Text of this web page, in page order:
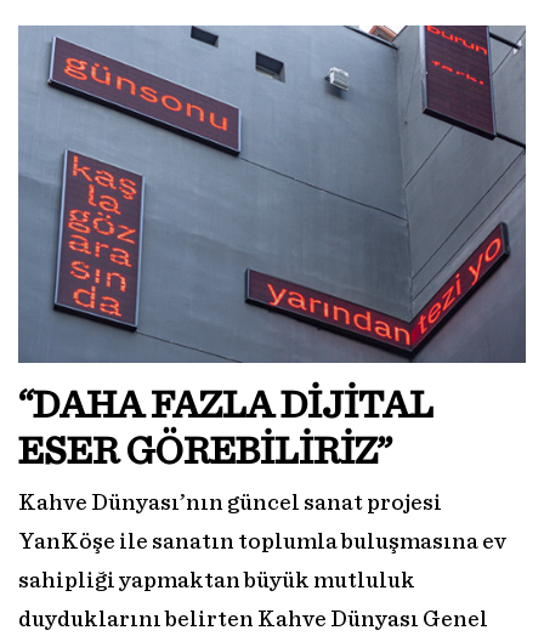
“DAHA FAZLA DİJİTAL
ESER GÖREBİLİRİZ”
Kahve Dünyası’nın güncel sanat projesi
YanKöşe ile sanatın toplumla buluşmasına ev
sahipliği yapmaktan büyük mutluluk
duyduklarını belirten Kahve Dünyası Genel